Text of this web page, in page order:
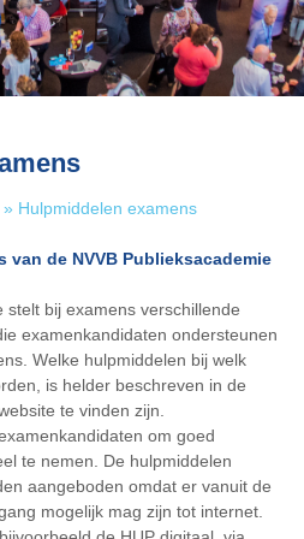
» Hulpmiddelen examens
van de NVVB Publieksacademie
stelt bij examens verschillende
examenkandidaten ondersteunen
Welke hulpmiddelen bij welk
is helder beschreven in de
te vinden zijn.
om goed
te nemen. De hulpmiddelen
aangeboden omdat er vanuit de
mogelijk mag zijn tot internet.